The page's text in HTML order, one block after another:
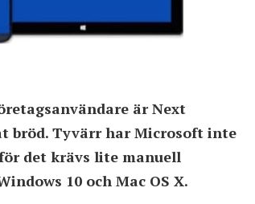
är Next
bröd. Tyvärr har Microsoft inte
det krävs lite manuell
10 och Mac OS X.